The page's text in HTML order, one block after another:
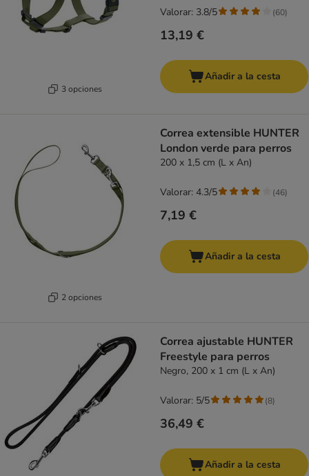
3 opciones
13,19 €
Valorar: 3.8/5 (60)
Añadir a la cesta
2 opciones
Correa extensible HUNTER
London verde para perros
200 x 1,5 cm (L x An)
7,19 €
Valorar: 4.3/5 (46)
Añadir a la cesta
Correa ajustable HUNTER
Freestyle para perros
Negro, 200 x 1 cm (L x An)
36,49 €
Valorar: 5/5 (8)
Añadir a la cesta